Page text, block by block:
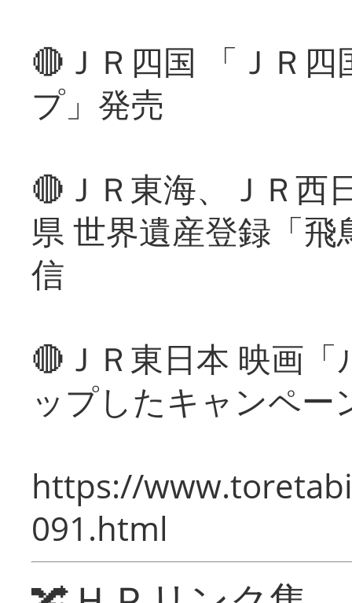
🔴ＪＲ四国 「ＪＲ
プ」発売
🔴ＪＲ東海、ＪＲ西
県 世界遺産登録「
信
🔴ＪＲ東日本 映画
ップしたキャンペー
https://
091.html